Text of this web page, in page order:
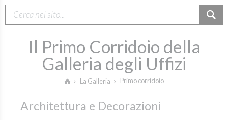
Il Primo Corridoio della
Galleria degli Uffizi
La Galleria Primo corridoio
Architettura e Decorazioni